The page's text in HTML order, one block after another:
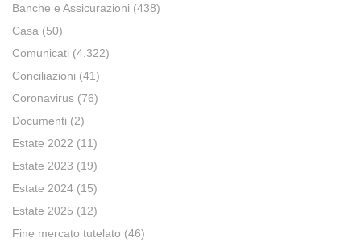
Banche e Assicurazioni (438)
Casa (50)
Comunicati (4.322)
Conciliazioni (41)
Coronavirus (76)
Documenti (2)
Estate 2022 (11)
Estate 2023 (19)
Estate 2024 (15)
Estate 2025 (12)
Fine mercato tutelato (46)